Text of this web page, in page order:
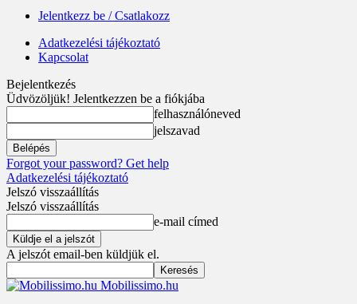
Jelentkezz be / Csatlakozz
Adatkezelési tájékoztató
Kapcsolat
Bejelentkezés
Üdvözöljük! Jelentkezzen be a fiókjába
felhasználóneved
jelszavad
Forgot your password? Get help
Adatkezelési tájékoztató
Jelszó visszaállítás
Jelszó visszaállítás
e-mail címed
A jelszót email-ben küldjük el.
Mobilissimo.hu